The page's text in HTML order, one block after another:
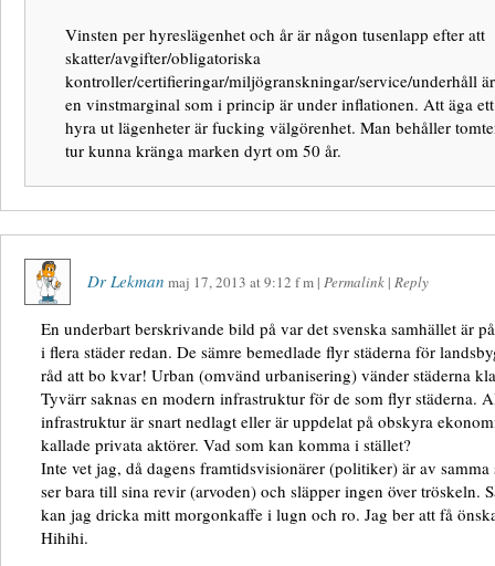
Vinsten per hyreslägenhet och år är någon tusenlapp efter att
skatter/avgifter/obligatoriska
kontroller/certifieringar/miljögranskningar/service/underhåll
en vinstmarginal som i princip är under inflationen. Att äga
hyra ut lägenheter är fucking välgörenhet. Man behåller
tur kunna kränga marken dyrt om 50 år.
Dr Lekman maj 17, 2013 at9:12 f m | Permalink | Reply
En underbart berskrivande bild på var det svenska samhället är
i flera städer redan. De sämre bemedlade flyr städerna för
råd att bo kvar! Urban (omvänd urbanisering) vänder städerna
Tyvärr saknas en modern infrastruktur för de som flyr städerna.
infrastruktur är snart nedlagt eller är uppdelat på obskyra
kallade privata aktörer. Vad som kan komma i stället?
Inte vet jag, då dagens framtidsvisionärer (politiker) är av
ser bara till sina revir (arvoden) och släpper ingen över tröskeln.
kan jag dricka mitt morgonkaffe i lugn och ro. Jag ber att få
Hihihi.